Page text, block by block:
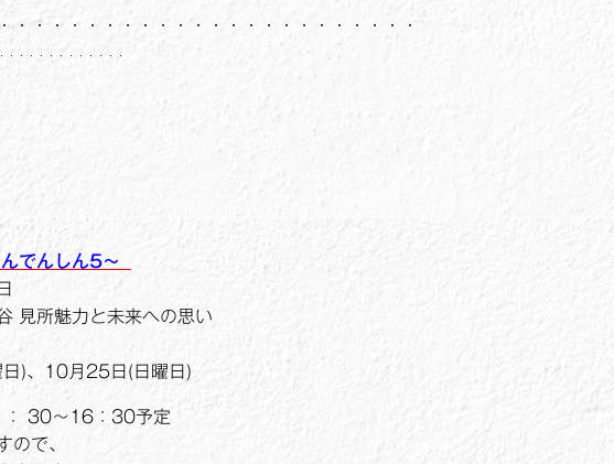
・・・・・・・・・・・・・・・・・・・・・・・
・・・・・・・・・・・・
でんしん5～
見所魅力と未来への思い
)、10月25日(日曜日)
： 30～16：30予定
ので、